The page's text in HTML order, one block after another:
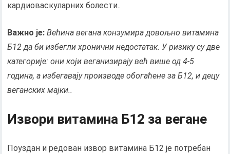
кардиоваскуларних болести..
Важно је: Већина вегана конзумира довољно витамина
Б12 да би избегли хронични недостатак. У ризику су две
категорије: они који веганизирају већ више од 4-5
година, а избегавају производе обогаћене за Б12, и децу
веганских мајки..
Извори витамина Б12 за вегане
Поуздан и редован извор витамина Б12 је потребан